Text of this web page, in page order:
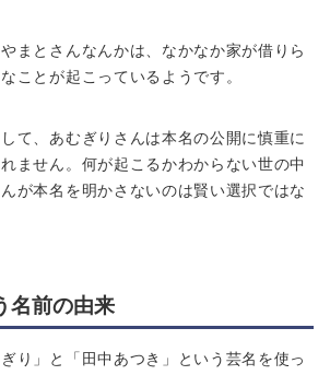
まとさんなんかは、なかなか家が借りら
ことが起こっているようです。
て、あむぎりさんは本名の公開に慎重に
ません。何が起こるかわからない世の中
が本名を明かさないのは賢い選択ではな
名前の由来
り」と「田中あつき」という芸名を使っ